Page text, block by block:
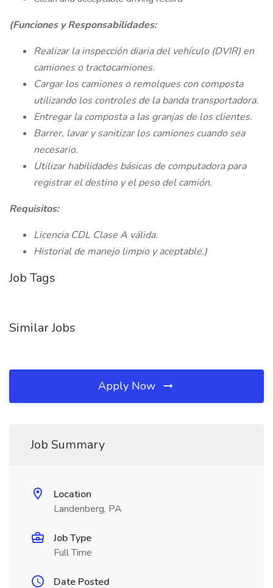
(Funciones y Responsabilidades:
Realizar la inspección diaria del vehículo (DVIR) en
camiones o tractocamiones.
Cargar los camiones o remolques con composta
utilizando los controles de la banda transportadora.
Entregar la composta a las granjas de los clientes.
Barrer, lavar y sanitizar los camiones cuando sea
necesario.
Utilizar habilidades básicas de computadora para
registrar el destino y el peso del camión.
Requisitos:
Licencia CDL Clase A válida.
Historial de manejo limpio y aceptable.)
Job Tags
Similar Jobs
Apply Now
Job Summary
Location
Landenberg, PA
Job Type
Full Time
Date Posted